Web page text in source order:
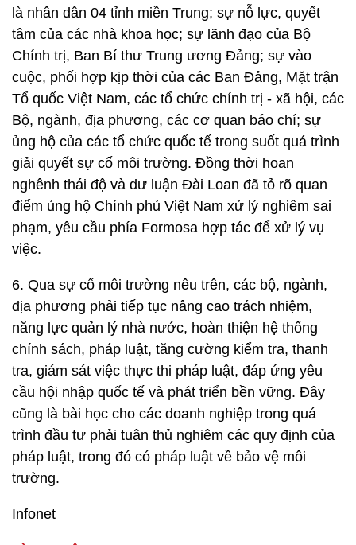
là nhân dân 04 tỉnh miền Trung; sự nỗ lực, quyết
tâm của các nhà khoa học; sự lãnh đạo của Bộ
Chính trị, Ban Bí thư Trung ương Đảng; sự vào
cuộc, phối hợp kịp thời của các Ban Đảng, Mặt trận
Tổ quốc Việt Nam, các tổ chức chính trị - xã hội, các
Bộ, ngành, địa phương, các cơ quan báo chí; sự
ủng hộ của các tổ chức quốc tế trong suốt quá trình
giải quyết sự cố môi trường. Đồng thời hoan
nghênh thái độ và dư luận Đài Loan đã tỏ rõ quan
điểm ủng hộ Chính phủ Việt Nam xử lý nghiêm sai
phạm, yêu cầu phía Formosa hợp tác để xử lý vụ
việc.
6. Qua sự cố môi trường nêu trên, các bộ, ngành,
địa phương phải tiếp tục nâng cao trách nhiệm,
năng lực quản lý nhà nước, hoàn thiện hệ thống
chính sách, pháp luật, tăng cường kiểm tra, thanh
tra, giám sát việc thực thi pháp luật, đáp ứng yêu
cầu hội nhập quốc tế và phát triển bền vững. Đây
cũng là bài học cho các doanh nghiệp trong quá
trình đầu tư phải tuân thủ nghiêm các quy định của
pháp luật, trong đó có pháp luật về bảo vệ môi
trường.
Infonet